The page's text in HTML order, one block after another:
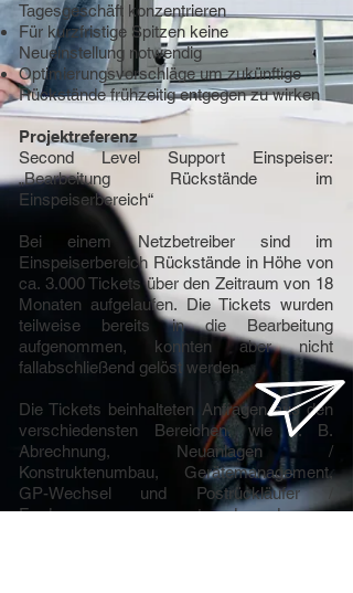
Tagesgeschäft konzentrieren
Für kurzfristige Spitzen keine
Neueinstellung notwendig
Optimierungsvorschläge um zukünftige
Rückstände frühzeitig entgegen zu wirken
Projektreferenz
Second Level Support Einspeiser:
„Bearbeitung Rückstände im
Einspeiserbereich“
Bei einem Netzbetreiber sind im
Einspeiserbereich Rückstände in Höhe von
ca. 3.000 Tickets über den Zeitraum von 18
Monaten aufgelaufen. Die Tickets wurden
teilweise bereits in die Bearbeitung
aufgenommen, konnten aber nicht
fallabschließend gelöst werden.
Die Tickets beinhalteten Anfragen aus den
verschiedensten Bereichen, wie z. B.
Abrechnung, Neuanlagen /
Konstruktenumbau, Gerätemanagement,
GP-Wechsel und Postrückläufer /
Forderungs-management und wurden von